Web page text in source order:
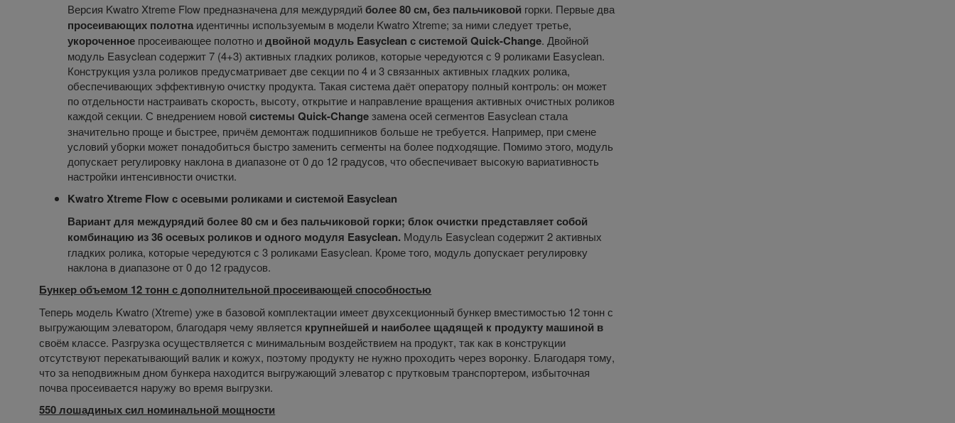
Версия Kwatro Xtreme Flow предназначена для междурядийболее 80 см, без пальчиковой горки. Первые два
просеивающих полотна идентичны используемым в модели Kwatro Xtreme; за ними следует третье,
укороченное просеивающее полотно идвойной модуль Easyclean с системой Quick-Change. Двойной
модуль Easyclean содержит 7 (4+3) активных гладких роликов, которые чередуются с 9 роликами Easyclean.
Конструкция узла роликов предусматривает две секции по 4 и 3 связанных активных гладких ролика,
обеспечивающих эффективную очистку продукта. Такая система даёт оператору полный контроль: он может
по отдельности настраивать скорость, высоту, открытие и направление вращения активных очистных роликов
каждой секции. С внедрением новойсистемы Quick-Changeзамена осей сегментов Easyclean стала
значительно проще и быстрее, причём демонтаж подшипников больше не требуется. Например, при смене
условий уборки может понадобиться быстро заменить сегменты на более подходящие. Помимо этого, модуль
допускает регулировку наклона в диапазоне от 0 до 12 градусов, что обеспечивает высокую вариативность
настройки интенсивности очистки.
Kwatro Xtreme Flow с осевыми роликами и системой Easyclean
Вариант для междурядий более 80 см и без пальчиковой горки; блок очистки представляет собой
комбинацию из 36 осевых роликов и одного модуля Easyclean. Модуль Easyclean содержит 2 активных
гладких ролика, которые чередуются с 3 роликами Easyclean. Кроме того, модуль допускает регулировку
наклона в диапазоне от 0 до 12 градусов.
Бункер объемом 12 тонн с дополнительной просеивающей способностью
Теперь модель Kwatro (Xtreme) уже в базовой комплектации имеет двухсекционный бункер вместимостью 12 тонн с
выгружающим элеватором, благодаря чему является крупнейшей и наиболее щадящей к продукту машиной в
своём классе. Разгрузка осуществляется с минимальным воздействием на продукт, так как в конструкции
отсутствуют перекатывающий валик и кожух, поэтому продукту не нужно проходить через воронку. Благодаря тому,
что за неподвижным дном бункера находится выгружающий элеватор с прутковым транспортером, избыточная
почва просеивается наружу во время выгрузки.
550 лошадиных сил номинальной мощности